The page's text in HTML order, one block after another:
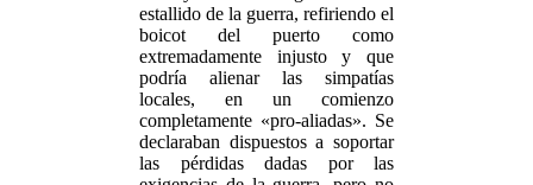
estallido de la guerra, refiriendo el
boicot del puerto como
extremadamente injusto y que
podría alienar las simpatías
locales, en un comienzo
completamente «pro-aliadas». Se
declaraban dispuestos a soportar
las pérdidas dadas por las